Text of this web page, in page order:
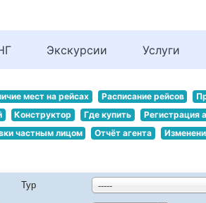
Экскурсии Услуги
мест на рейсах Расписание рейсов
Конструктор Где купить Регистрация
частным лицом
Отчёт агента
Тур -----